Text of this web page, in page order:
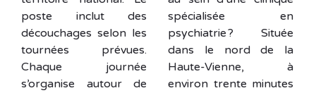
poste inclut des
découchages selon les
tournées prévues.
Chaque journée
s’organise autour de
spécialisée en
psychiatrie ? Située
dans le nord de la
Haute-Vienne, à
environ trente minutes